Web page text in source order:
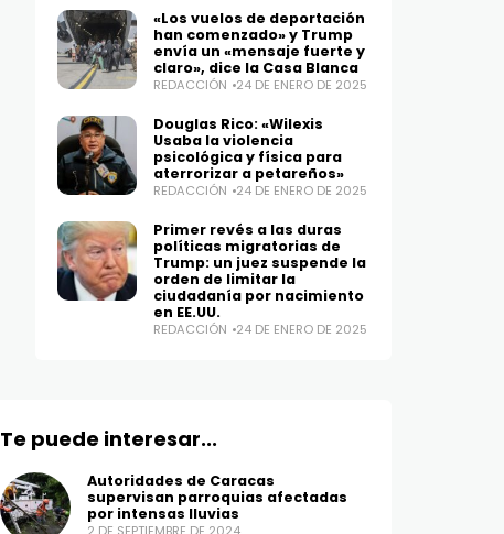
«Los vuelos de deportación
han comenzado» y Trump
envía un «mensaje fuerte y
claro», dice la Casa Blanca
REDACCIÓN 24 DE ENERO DE 2025
Douglas Rico: «Wilexis
Usaba la violencia
psicológica y física para
aterrorizar a petareños»
REDACCIÓN 24 DE ENERO DE 2025
Primer revés a las duras
políticas migratorias de
Trump: un juez suspende la
orden de limitar la
ciudadanía por nacimiento
en EE.UU.
REDACCIÓN 24 DE ENERO DE 2025
Te puede interesar...
Autoridades de Caracas
supervisan parroquias afectadas
por intensas lluvias